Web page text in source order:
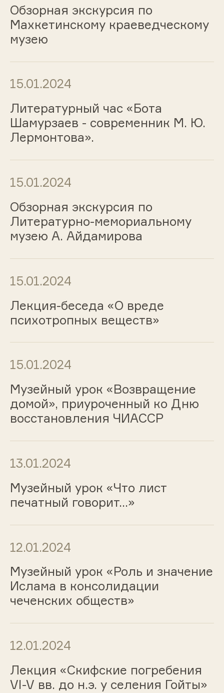
Обзорная экскурсия по
Махкетинскому краеведческому
музею
15.01.2024
Литературный час «Бота
Шамурзаев - современник М. Ю.
Лермонтова».
15.01.2024
Обзорная экскурсия по
Литературно-мемориальному
музею А. Айдамирова
15.01.2024
Лекция-беседа «О вреде
психотропных веществ»
15.01.2024
Музейный урок «Возвращение
домой», приуроченный ко Дню
восстановления ЧИАССР
13.01.2024
Музейный урок «Что лист
печатный говорит…»
12.01.2024
Музейный урок «Роль и значение
Ислама в консолидации
чеченских обществ»
12.01.2024
Лекция «Скифские погребения
VI-V вв. до н.э. у селения Гойты»